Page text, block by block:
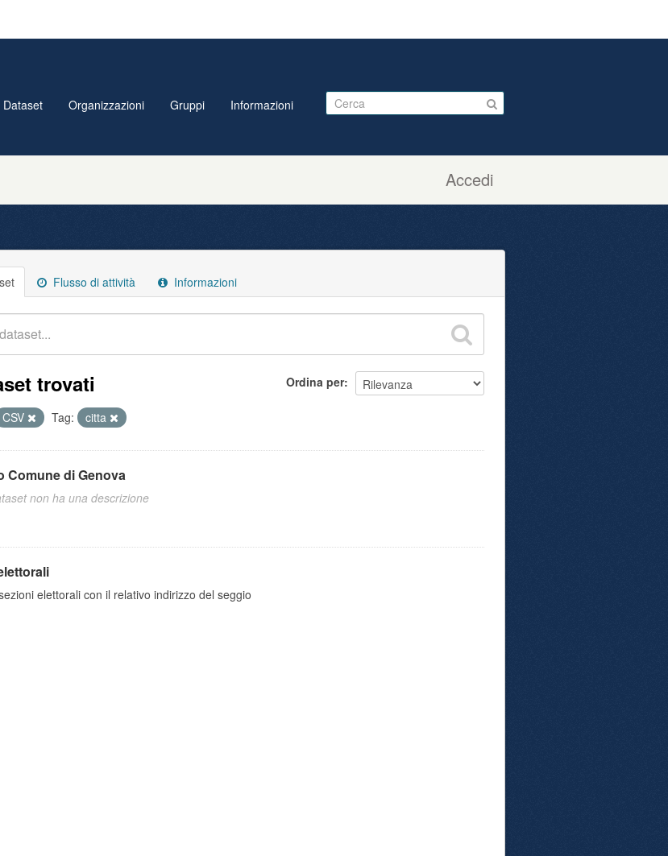
Accedi
Dataset Organizzazioni Gruppi Informazioni
Flusso di attività Informazioni
Ordina per
trovati
CSV Tag: citta
Comune di Genova
non ha una descrizione
elettorali con il relativo indirizzo del seggio